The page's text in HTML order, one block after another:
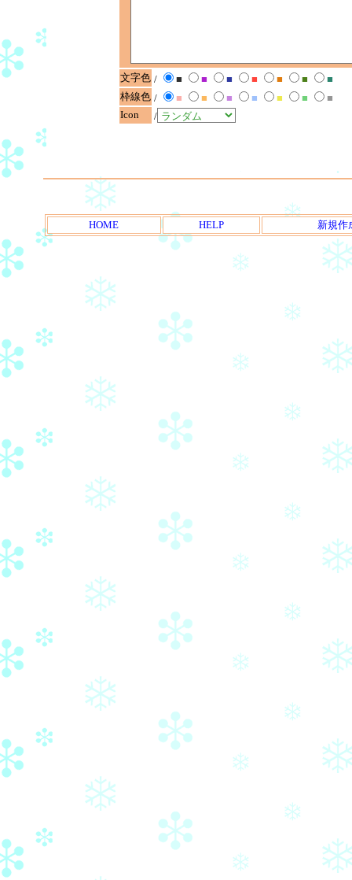
文字色 / ■ ■ ■ ■ ■ ■
■
枠線色 / ■ ■ ■ ■ ■ ■
■
Icon
/
HOME HELP 新規作